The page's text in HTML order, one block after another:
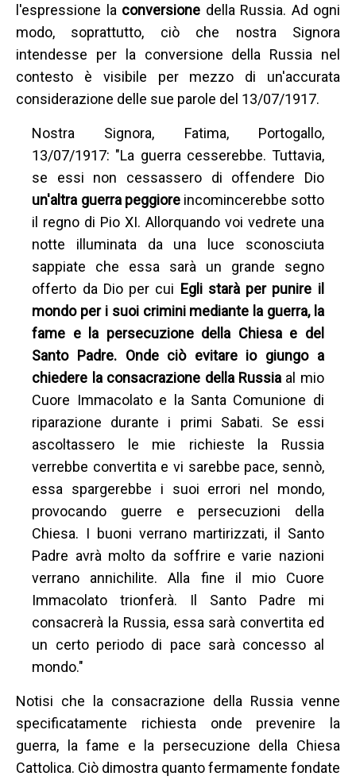
l'espressione la conversione della Russia. Ad ogni
modo, soprattutto, ciò che nostra Signora
intendesse per la conversione della Russia nel
contesto è visibile per mezzo di un'accurata
considerazione delle sue parole del 13/07/1917.
Nostra Signora, Fatima, Portogallo,
13/07/1917: "La guerra cesserebbe. Tuttavia,
se essi non cessassero di offendere Dio
un'altra guerra peggiore incomincerebbe sotto
il regno di Pio XI. Allorquando voi vedrete una
notte illuminata da una luce sconosciuta
sappiate che essa sarà un grande segno
offerto da Dio per cui Egli starà per punire il
mondo per i suoi crimini mediante la guerra, la
fame e la persecuzione della Chiesa e del
Santo Padre. Onde ciò evitare io giungo a
chiedere la consacrazione della Russiaal mio
Cuore Immacolato e la Santa Comunione di
riparazione durante i primi Sabati. Se essi
ascoltassero le mie richieste la Russia
verrebbe convertita e vi sarebbe pace, sennò,
essa spargerebbe i suoi errori nel mondo,
provocando guerre e persecuzioni della
Chiesa. I buoni verrano martirizzati, il Santo
Padre avrà molto da soffrire e varie nazioni
verrano annichilite. Alla fine il mio Cuore
Immacolato trionferà. Il Santo Padre mi
consacrerà la Russia, essa sarà convertita ed
un certo periodo di pace sarà concesso al
mondo."
Notisi che la consacrazione della Russia venne
specificatamente richiesta onde prevenire la
guerra, la fame e la persecuzione della Chiesa
Cattolica. Ciò dimostra quanto fermamente fondate